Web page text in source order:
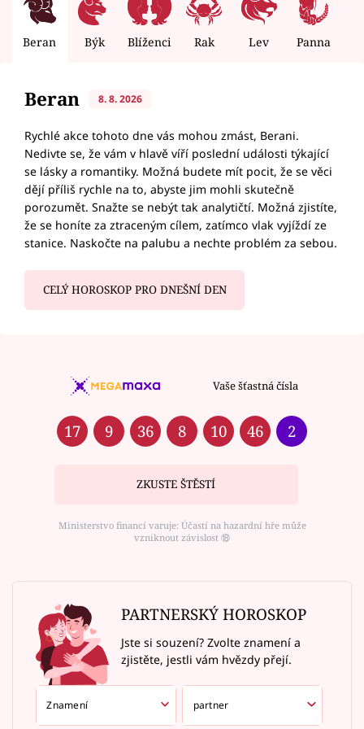
Beran Býk Blíženci Rak Lev Panna
Beran 8. 8. 2026
Rychlé akce tohoto dne vás mohou zmást, Berani.
Nedivte se, že vám v hlavě víří poslední události týkající
se lásky a romantiky. Možná budete mít pocit, že se věci
dějí příliš rychle na to, abyste jim mohli skutečně
porozumět. Snažte se nebýt tak analytičtí. Možná zjistíte,
že se honíte za ztraceným cílem, zatímco vlak vyjíždí ze
stanice. Naskočte na palubu a nechte problém za sebou.
CELÝ HOROSKOP PRO DNEŠNÍ DEN
Vaše šťastná čísla
17 9 36 8 10 46 2
ZKUSTE ŠTĚSTÍ
Ministerstvo financí varuje: Účastí na hazardní hře může
vzniknout závislost ⑱
PARTNERSKÝ HOROSKOP
Jste si souzení? Zvolte znamení a
zjistěte, jestli vám hvězdy přejí.